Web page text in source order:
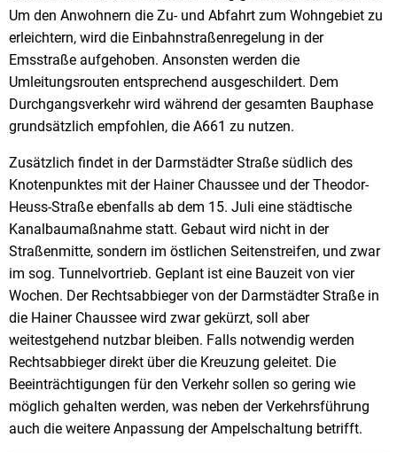
Um den Anwohnern die Zu- und Abfahrt zum Wohngebiet zu
erleichtern, wird die Einbahnstraßenregelung in der
Emsstraße aufgehoben. Ansonsten werden die
Umleitungsrouten entsprechend ausgeschildert. Dem
Durchgangsverkehr wird während der gesamten Bauphase
grundsätzlich empfohlen, die A661 zu nutzen.
Zusätzlich findet in der Darmstädter Straße südlich des
Knotenpunktes mit der Hainer Chaussee und der Theodor-
Heuss-Straße ebenfalls ab dem 15. Juli eine städtische
Kanalbaumaßnahme statt. Gebaut wird nicht in der
Straßenmitte, sondern im östlichen Seitenstreifen, und zwar
im sog. Tunnelvortrieb. Geplant ist eine Bauzeit von vier
Wochen. Der Rechtsabbieger von der Darmstädter Straße in
die Hainer Chaussee wird zwar gekürzt, soll aber
weitestgehend nutzbar bleiben. Falls notwendig werden
Rechtsabbieger direkt über die Kreuzung geleitet. Die
Beeinträchtigungen für den Verkehr sollen so gering wie
möglich gehalten werden, was neben der Verkehrsführung
auch die weitere Anpassung der Ampelschaltung betrifft.